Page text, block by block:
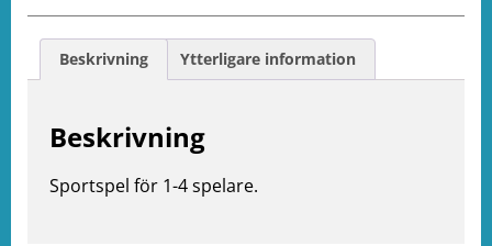
Beskrivning Ytterligare information
Beskrivning
Sportspel för 1-4 spelare.